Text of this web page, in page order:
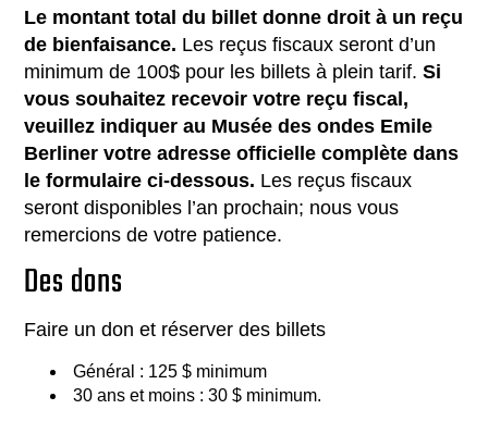
Le montant total du billet donne droit à un reçu
de bienfaisance. Les reçus fiscaux seront d’un
minimum de 100$ pour les billets à plein tarif.Si
vous souhaitez recevoir votre reçu fiscal,
veuillez indiquer au Musée des ondes Emile
Berliner votre adresse officielle complète dans
le formulaire ci-dessous. Les reçus fiscaux
seront disponibles l’an prochain; nous vous
remercions de votre patience.
Des dons
Faire un don et réserver des billets
Général : 125 $ minimum
30 ans et moins : 30 $ minimum.